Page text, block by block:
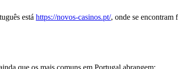
está https://novos-casinos.pt/, onde se encontram